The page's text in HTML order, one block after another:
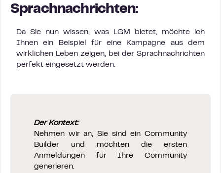
Sprachnachrichten:
Da Sie nun wissen, was LGM bietet, möchte ich
Ihnen ein Beispiel für eine Kampagne aus dem
wirklichen Leben zeigen, bei der Sprachnachrichten
perfekt eingesetzt werden.
Der Kontext:
Nehmen wir an, Sie sind ein Community
Builder und möchten die ersten
Anmeldungen für Ihre Community
generieren.